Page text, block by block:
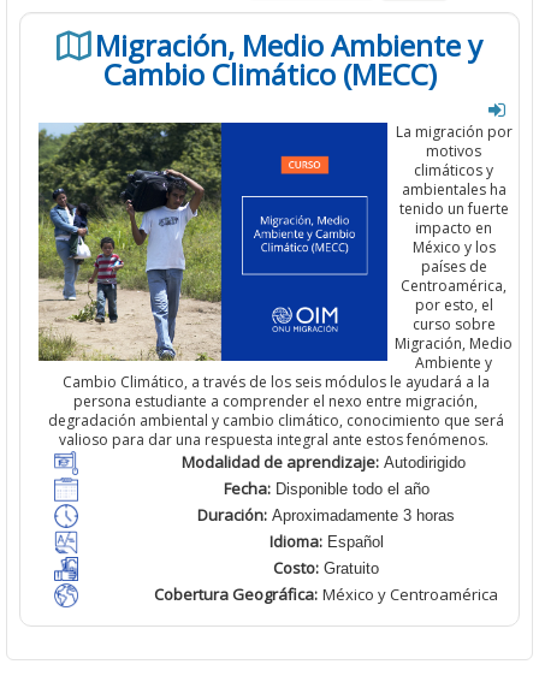
Migración, Medio Ambiente y
Cambio Climático (MECC)
La migración por
motivos
climáticos y
ambientales ha
tenido unfuerte
impacto en
México y los
países de
Centroamérica,
por esto, el
curso sobre
Migración, Medio
Ambiente y
Cambio Climático, a través de los seis módulos le ayudará a la
persona estudiante a comprender el nexo entre migración,
degradación ambiental y cambio climático, conocimiento que será
valioso para dar una respuesta integral ante estos fenómenos.
Modalidad de aprendizaje: Autodirigido
Fecha:Disponible todo el año
Duración: Aproximadamente 3 horas
Idioma:Español
Costo: Gratuito
Cobertura Geográfica: México y Centroamérica